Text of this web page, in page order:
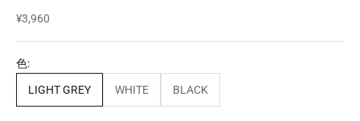
セール価格
¥3,960
色:
LIGHT GREY WHITE BLACK